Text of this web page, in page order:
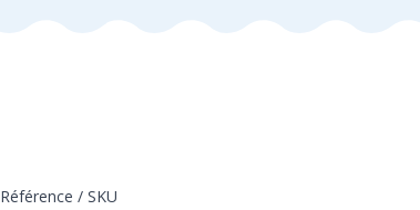
Référence / SKU